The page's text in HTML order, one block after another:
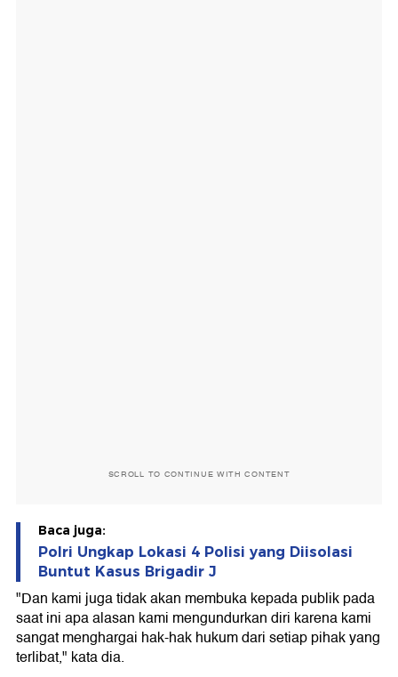
SCROLL TO CONTINUE WITH CONTENT
Baca juga:
Polri Ungkap Lokasi 4 Polisi yang Diisolasi
Buntut Kasus Brigadir J
"Dan kami juga tidak akan membuka kepada publik pada
saat ini apa alasan kami mengundurkan diri karena kami
sangat menghargai hak-hak hukum dari setiap pihak yang
terlibat," kata dia.